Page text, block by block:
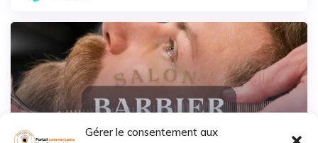
Gérer le consentement aux